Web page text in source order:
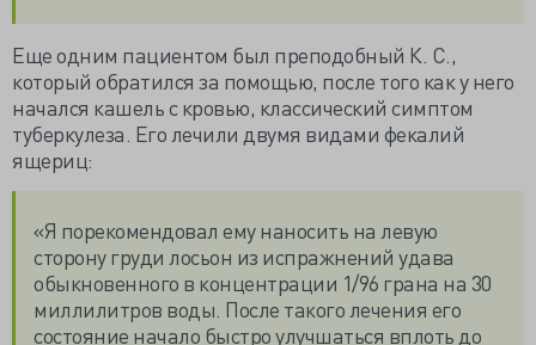
Еще одним пациентом был преподобный К. С.,
который обратился за помощью, после того как у него
начался кашель с кровью, классический симптом
туберкулеза. Его лечили двумя видами фекалий
ящериц:
«Я порекомендовал ему наносить на левую
сторону груди лосьон из испражнений удава
обыкновенного в концентрации 1/96 грана на 30
миллилитров воды. После такого лечения его
состояние начало быстро улучшаться вплоть до